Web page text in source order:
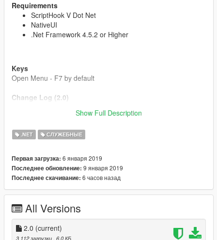
Requirements
ScriptHook V Dot Net
NativeUI
.Net Framework 4.5.2 or Higher
Keys
Open Menu - F7 by default
Change Log (2.0)
Equip / Put Away Equipment
Updated Vehicle Options
Show Full Description
.NET СЛУЖЕБНЫЕ
Первая загрузка: 6 января 2019
Последнее обновление: 9 января 2019
Последнее скачивание: 6 часов назад
All Versions
2.0 (current)
3 112 загрузки , 6,0 КБ